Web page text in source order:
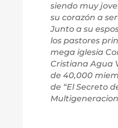
siendo muy
su corazón a
Junto a su
los pastores
mega iglesia
Cristiana Agua
de 40,000
de “El Secreto